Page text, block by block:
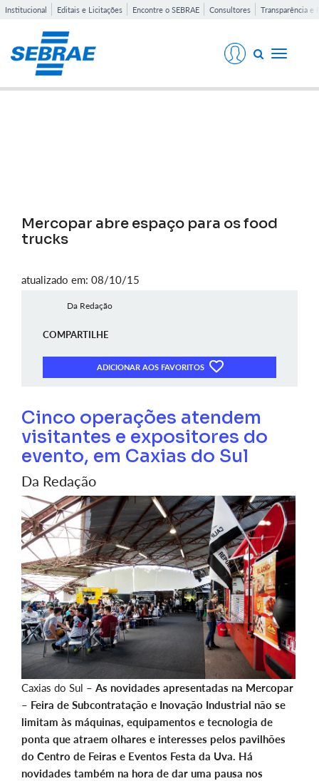
Institucional Editais e Licitações Encontre o SEBRAE Consultores Transparência e
Toggle
Mercopar abre espaço para os food
trucks
atualizado em: 08/10/15
Da Redação
COMPARTILHE
ADICIONAR AOS FAVORITOS
Cinco operações atendem
visitantes e expositores do
evento, em Caxias do Sul
Da Redação
Caxias do Sul – As novidades apresentadas na Mercopar
– Feira de Subcontratação e Inovação Industrial não se
limitam às máquinas, equipamentos e tecnologia de
ponta que atraem olhares e interesses pelos pavilhões
do Centro de Feiras e Eventos Festa da Uva. Há
novidades também na hora de dar uma pausa nos